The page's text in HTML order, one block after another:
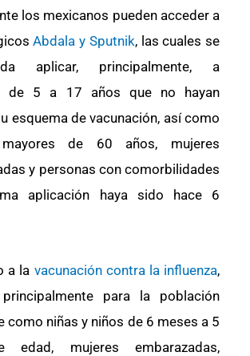
los mexicanos pueden acceder a
Abdala y Sputnik, las cuales se
aplicar, principalmente, a
de 5 a 17 años que no hayan
esquema de vacunación, así como
de 60 años, mujeres
y personas con comorbilidades
aplicación haya sido hace 6
a la vacunación contra la influenza,
para la población
como niñas y niños de 6 meses a 5
edad, mujeres embarazadas,